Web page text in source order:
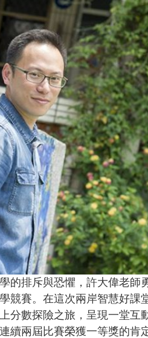
的排斥與恐懼，許大偉老師
競賽。在這次兩岸智慧好課
分數探險之旅，呈現一堂互
續兩屆比賽榮獲一等獎的肯